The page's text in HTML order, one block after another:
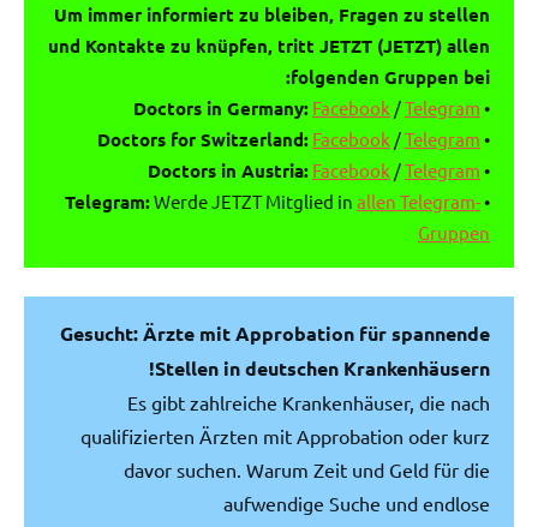
Um immer informiert zu bleiben, Fragen zu stellen
und Kontakte zu knüpfen, tritt JETZT (JETZT) allen
folgenden Gruppen bei:
•
Doctors in Germany: Facebook /Telegram
•
Doctors for Switzerland: Facebook /Telegram
•
Doctors in Austria: Facebook /Telegram
•
Telegram:Werde JETZT Mitglied in allen Telegram-
Gruppen
Gesucht: Ärzte mit Approbation für spannende
Stellen in deutschen Krankenhäusern!
Es gibt zahlreiche Krankenhäuser, die nach
qualifizierten Ärzten mit Approbation oder kurz
davor suchen. Warum Zeit und Geld für die
aufwendige Suche und endlose